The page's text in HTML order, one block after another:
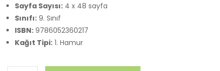
Sayfa Sayısı: 4 x 48 sayfa
Sınıfı: 9. Sınıf
ISBN: 9786052360217
Kağıt Tipi: 1. Hamur